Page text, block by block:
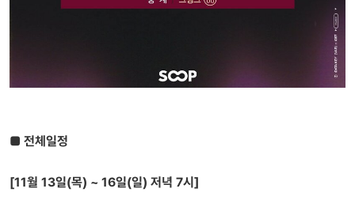
■ 전체일정
[11월 13일(목) ~ 16일(일) 저녁 7시]